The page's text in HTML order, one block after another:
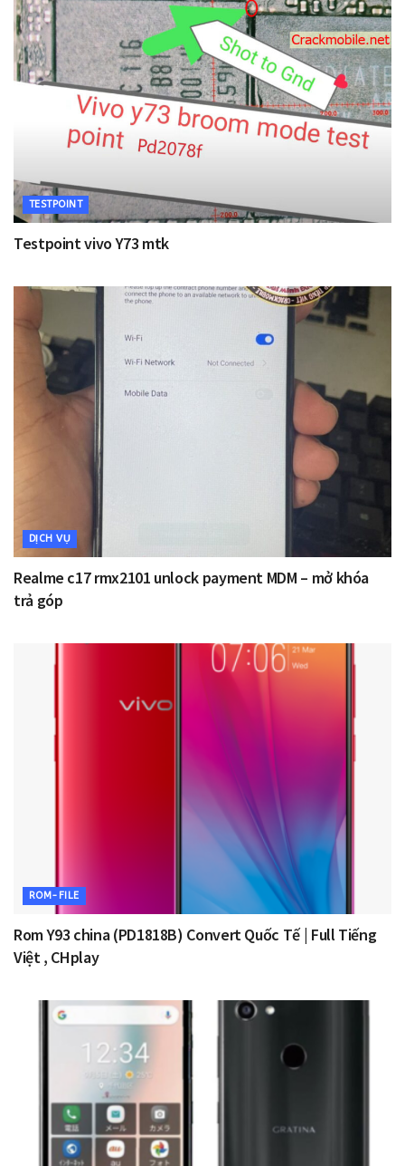
TESTPOINT
Testpoint vivo Y73 mtk
DỊCH VỤ
Realme c17 rmx2101 unlock payment MDM – mở khóa
trả góp
ROM-FILE
Rom Y93 china (PD1818B) Convert Quốc Tế | Full Tiếng
Việt , CHplay